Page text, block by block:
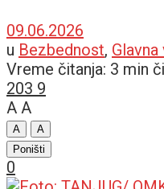
09.06.2026
u Bezbednost,
Vreme čitanja: 3 min
203 9
A A
A
A
Poništi
0